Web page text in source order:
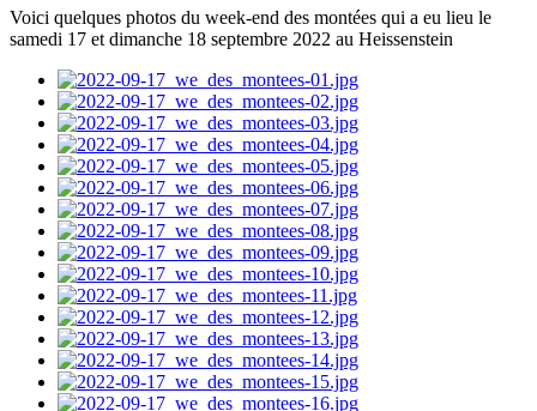
Voici quelques photos du week-end des montées qui a eu lieu le
samedi 17 et dimanche 18 septembre 2022 au Heissenstein